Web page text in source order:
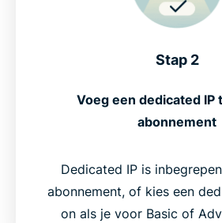
Stap 2
Voeg een dedicated IP
abonnement
Dedicated IP is
abonnement, of kies een
on als je voor Basic of